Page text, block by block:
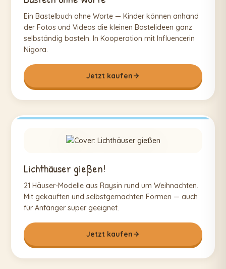
Ein Bastelbuch ohne Worte — Kinder können anhand
der Fotos und Videos die kleinen Bastelideen ganz
selbständig basteln. In Kooperation mit Influencerin
Nigora.
Jetzt kaufen
Lichthäuser gießen!
21 Häuser-Modelle aus Raysin rund um Weihnachten.
Mit gekauften und selbstgemachten Formen — auch
für Anfänger super geeignet.
Jetzt kaufen